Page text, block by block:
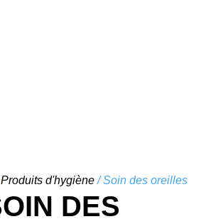
Produits d'hygiène/ Soin des oreilles
DES